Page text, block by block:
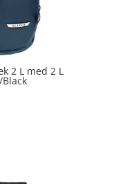
2 L med 2 L